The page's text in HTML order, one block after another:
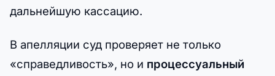
дальнейшую кассацию.
В апелляции суд проверяет не только
«справедливость», но и процессуальный